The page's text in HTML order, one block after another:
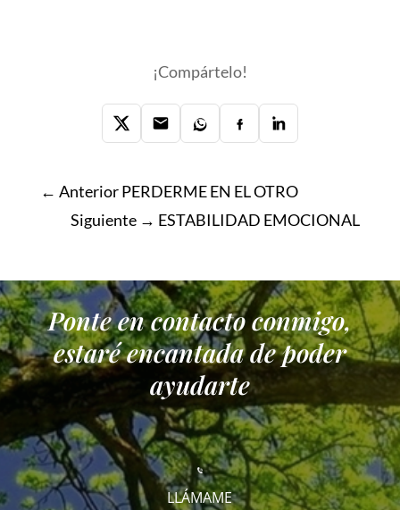
¡Compártelo!
← AnteriorPERDERME EN EL OTRO
Siguiente → ESTABILIDAD EMOCIONAL
Ponte en contacto conmigo,
estaré encantada de poder
ayudarte
LLÁMAME